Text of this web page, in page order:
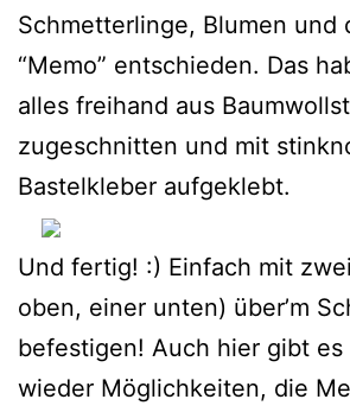
Schmetterlinge, Blumen und
“Memo” entschieden. Das
alles freihand aus
zugeschnitten und mit
Bastelkleber aufgeklebt.
Und fertig! :) Einfach mit
oben, einer unten) über’m
befestigen! Auch hier gibt es
wieder Möglichkeiten, die